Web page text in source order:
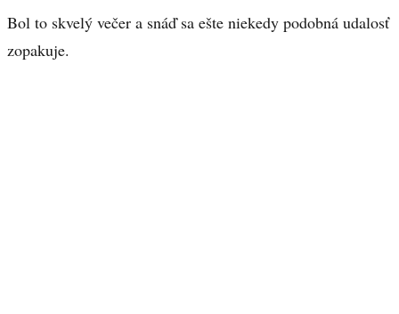
Bol to skvelý večer a snáď sa ešte niekedy podobná udalosť
zopakuje.